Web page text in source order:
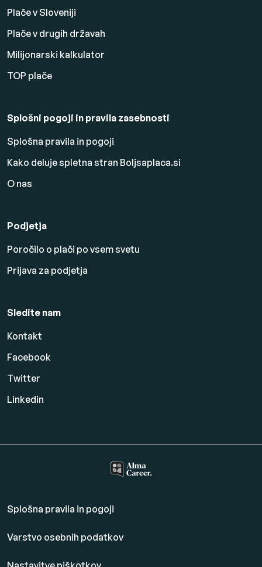
Plače v Sloveniji
Plače v drugih državah
Milijonarski kalkulator
TOP plače
Splošni pogoji in pravila zasebnosti
Splošna pravila in pogoji
Kako deluje spletna stran Boljsaplaca.si
O nas
Podjetja
Poročilo o plači po vsem svetu
Prijava za podjetja
Sledite nam
Kontakt
Facebook
Twitter
Linkedin
Splošna pravila in pogoji
Varstvo osebnih podatkov